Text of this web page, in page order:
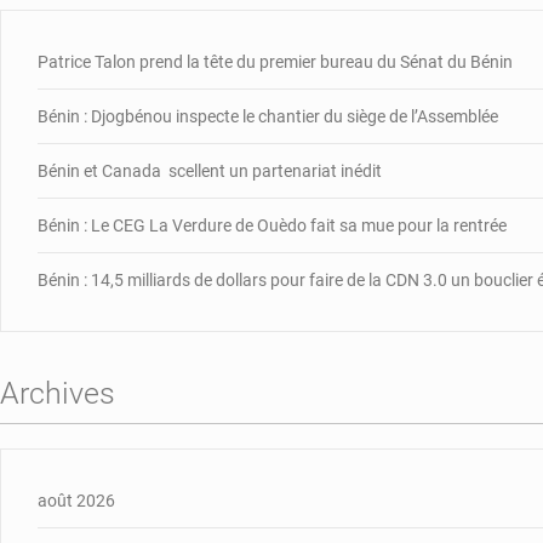
Patrice Talon prend la tête du premier bureau du Sénat du Bénin
Bénin : Djogbénou inspecte le chantier du siège de l’Assemblée
Bénin et Canada scellent un partenariat inédit
Bénin : Le CEG La Verdure de Ouèdo fait sa mue pour la rentrée
Bénin : 14,5 milliards de dollars pour faire de la CDN 3.0 un bouclier
Archives
août 2026